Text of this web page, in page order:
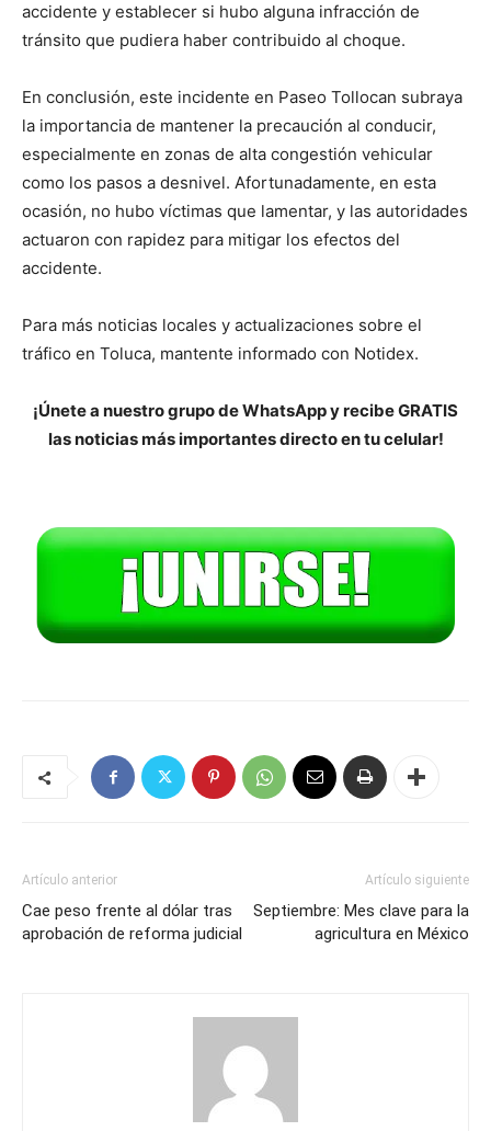
accidente y establecer si hubo alguna infracción de
tránsito que pudiera haber contribuido al choque.
En conclusión, este incidente en Paseo Tollocan subraya
la importancia de mantener la precaución al conducir,
especialmente en zonas de alta congestión vehicular
como los pasos a desnivel. Afortunadamente, en esta
ocasión, no hubo víctimas que lamentar, y las autoridades
actuaron con rapidez para mitigar los efectos del
accidente.
Para más noticias locales y actualizaciones sobre el
tráfico en Toluca, mantente informado con Notidex.
¡Únete a nuestro grupo de WhatsApp y recibe GRATIS
las noticias más importantes directo en tu celular!
Artículo anterior
Cae peso frente al dólar tras
aprobación de reforma judicial
Artículo siguiente
Septiembre: Mes clave para la
agricultura en México